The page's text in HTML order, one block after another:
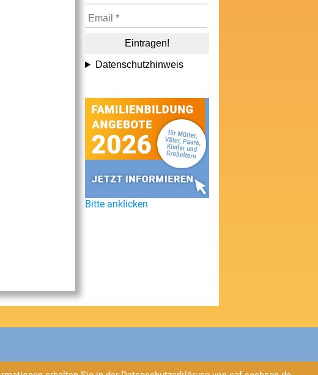
Datenschutzhinweis
Bitte anklicken